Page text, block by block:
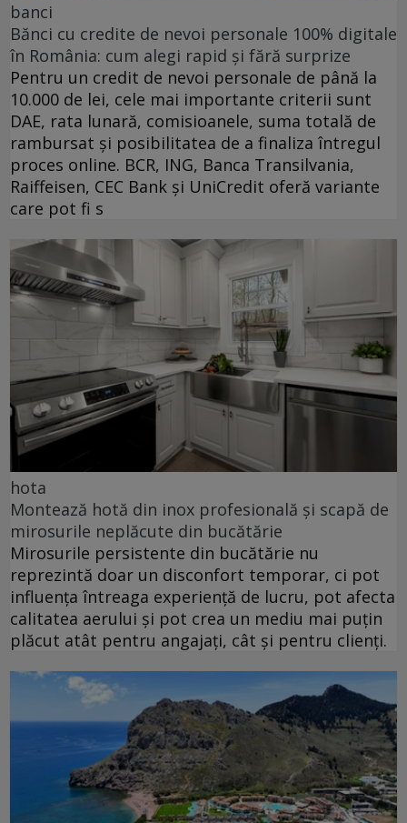
banci
Bănci cu credite de nevoi personale 100% digitale
în România: cum alegi rapid și fără surprize
Pentru un credit de nevoi personale de până la
10.000 de lei, cele mai importante criterii sunt
DAE, rata lunară, comisioanele, suma totală de
rambursat și posibilitatea de a finaliza întregul
proces online. BCR, ING, Banca Transilvania,
Raiffeisen, CEC Bank și UniCredit oferă variante
care pot fi s
hota
Montează hotă din inox profesională și scapă de
mirosurile neplăcute din bucătărie
Mirosurile persistente din bucătărie nu
reprezintă doar un disconfort temporar, ci pot
influența întreaga experiență de lucru, pot afecta
calitatea aerului și pot crea un mediu mai puțin
plăcut atât pentru angajați, cât și pentru clienți.